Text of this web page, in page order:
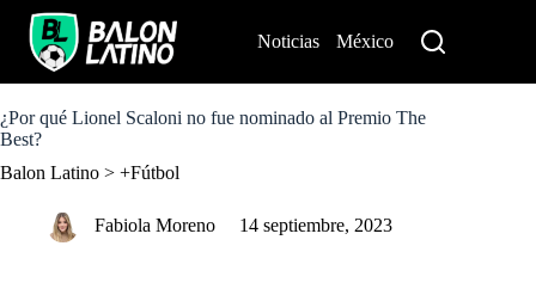
o
c
n
Noticias México
¿Por qué Lionel Scaloni no fue nominado al Premio The
Best?
Balon Latino > +Fútbol
Fabiola Moreno 14 septiembre, 2023